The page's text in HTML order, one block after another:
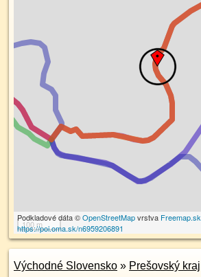
100 m
Podkladové dáta ©OpenStreetMapvrstva Freemap.sk
https://poi.oma.sk/n6959206891
Východné Slovensko » Prešovský kraj